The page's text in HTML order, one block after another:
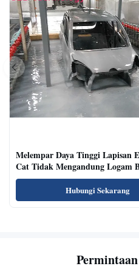
Melempar Daya Tinggi Lapisan
Cat Tidak Mengandung Logam
Hubungi Sekarang